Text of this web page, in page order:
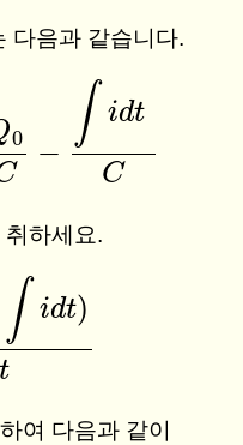
다음과 같습니다.
0 −
∫ idt
C
C
하세요.
∫ idt)
t
여 다음과 같이